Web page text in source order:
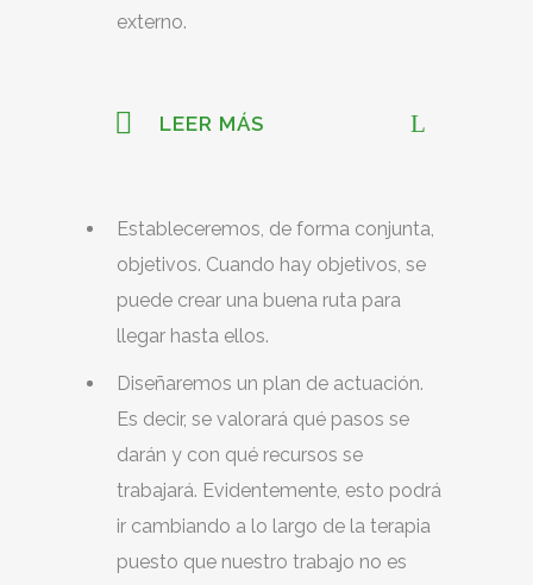
externo.
LEER MÁS
Estableceremos, de forma conjunta,
objetivos. Cuando hay objetivos, se
puede crear una buena ruta para
llegar hasta ellos.
Diseñaremos un plan de actuación.
Es decir, se valorará qué pasos se
darán y con qué recursos se
trabajará. Evidentemente, esto podrá
ir cambiando a lo largo de la terapia
puesto que nuestro trabajo no es